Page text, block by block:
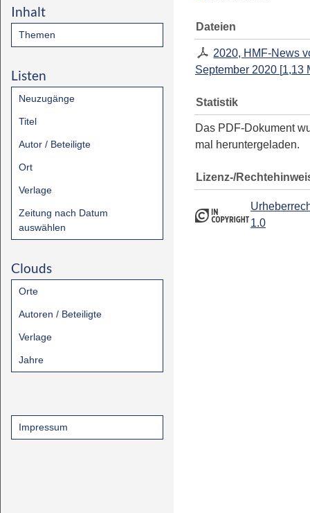
Inhalt
Themen
Listen
Neuzugänge
Titel
Autor / Beteiligte
Ort
Verlage
Zeitung nach Datum
auswählen
Clouds
Orte
Autoren / Beteiligte
Verlage
Jahre
Impressum
Dateien
2020, HMF-News
September 2020 [1,13
Statistik
Das PDF-Dokument
mal heruntergeladen.
Lizenz-/
1.0